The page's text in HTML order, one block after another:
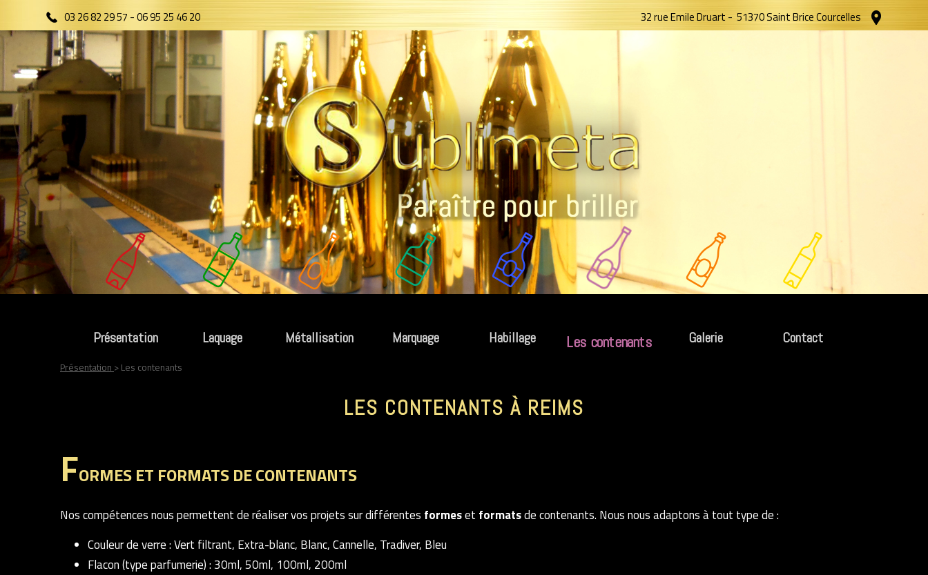
03 26 82 29 57 -06 95 25 46 20 32 rue Emile Druart - 51370 Saint Brice Courcelles
Présentation Laquage Métallisation Marquage Habillage Les contenants Galerie Contact
Présentation > Les contenants
LES CONTENANTS À REIMS
FORMES ET FORMATS DE CONTENANTS
Nos compétences nous permettent de réaliser vos projets sur différentes formeset formatsde contenants. Nous nous adaptons à tout type de :
Couleur de verre : Vert filtrant, Extra-blanc, Blanc, Cannelle, Tradiver, Bleu
Flacon (type parfumerie) : 30ml, 50ml, 100ml, 200ml